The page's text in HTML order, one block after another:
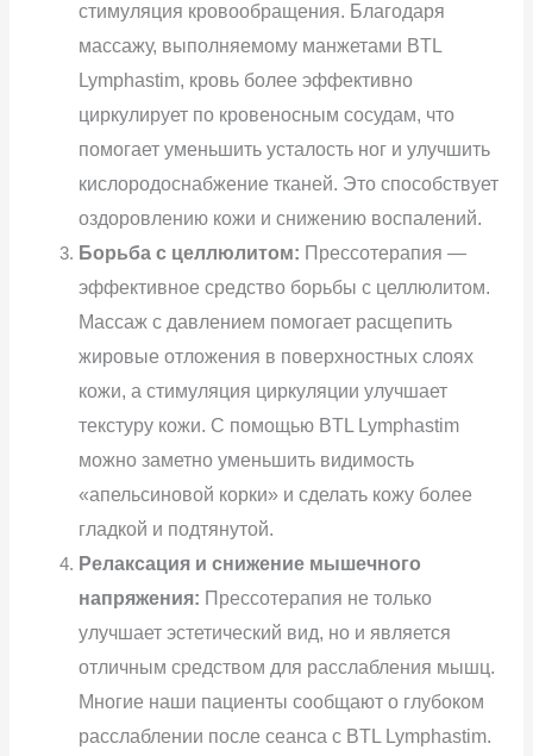
стимуляция кровообращения. Благодаря
массажу, выполняемому манжетами BTL
Lymphastim, кровь более эффективно
циркулирует по кровеносным сосудам, что
помогает уменьшить усталость ног и улучшить
кислородоснабжение тканей. Это способствует
оздоровлению кожи и снижению воспалений.
Борьба с целлюлитом: Прессотерапия —
эффективное средство борьбы с целлюлитом.
Массаж с давлением помогает расщепить
жировые отложения в поверхностных слоях
кожи, а стимуляция циркуляции улучшает
текстуру кожи. С помощью BTL Lymphastim
можно заметно уменьшить видимость
«апельсиновой корки» и сделать кожу более
гладкой и подтянутой.
Релаксация и снижение мышечного
напряжения: Прессотерапия не только
улучшает эстетический вид, но и является
отличным средством для расслабления мышц.
Многие наши пациенты сообщают о глубоком
расслаблении после сеанса с BTL Lymphastim.